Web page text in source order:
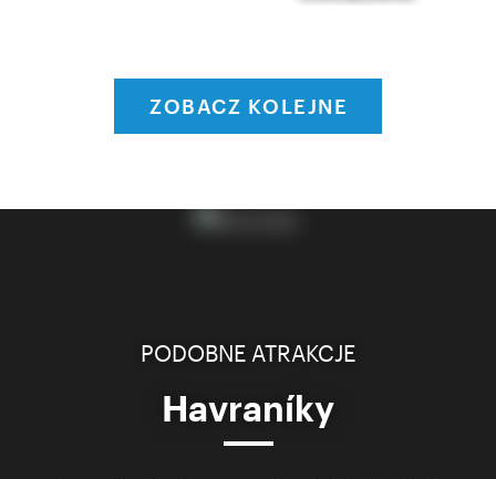
ZOBACZ KOLEJNE
PODOBNE ATRAKCJE
Havraníky